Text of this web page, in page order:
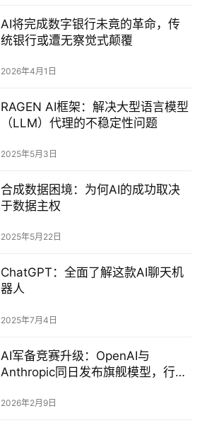
AI将完成数字银行未竟的革命，传
统银行或遭无察觉式颠覆
2026年4月1日
RAGEN AI框架：解决大型语言模型
（LLM）代理的不稳定性问题
2025年5月3日
合成数据困境：为何AI的成功取决
于数据主权‌
2025年5月22日
ChatGPT：全面了解这款AI聊天机
器人
2025年7月4日
AI军备竞赛升级：OpenAI与
Anthropic同日发布旗舰模型，行业
2026年2月9日